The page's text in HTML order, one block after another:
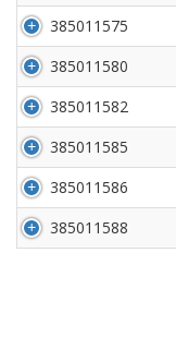
385011575
385011580
385011582
385011585
385011586
385011588